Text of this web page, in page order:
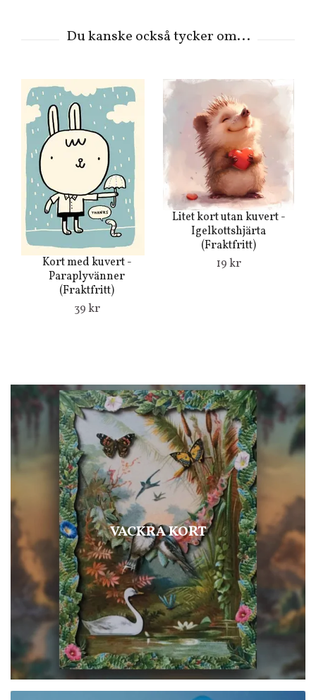
VACKRA KORT
Kort med kuvert -
Paraplyvänner
(Fraktfritt)
39 kr
Litet kort utan kuvert -
Igelkottshjärta
(Fraktfritt)
19 kr